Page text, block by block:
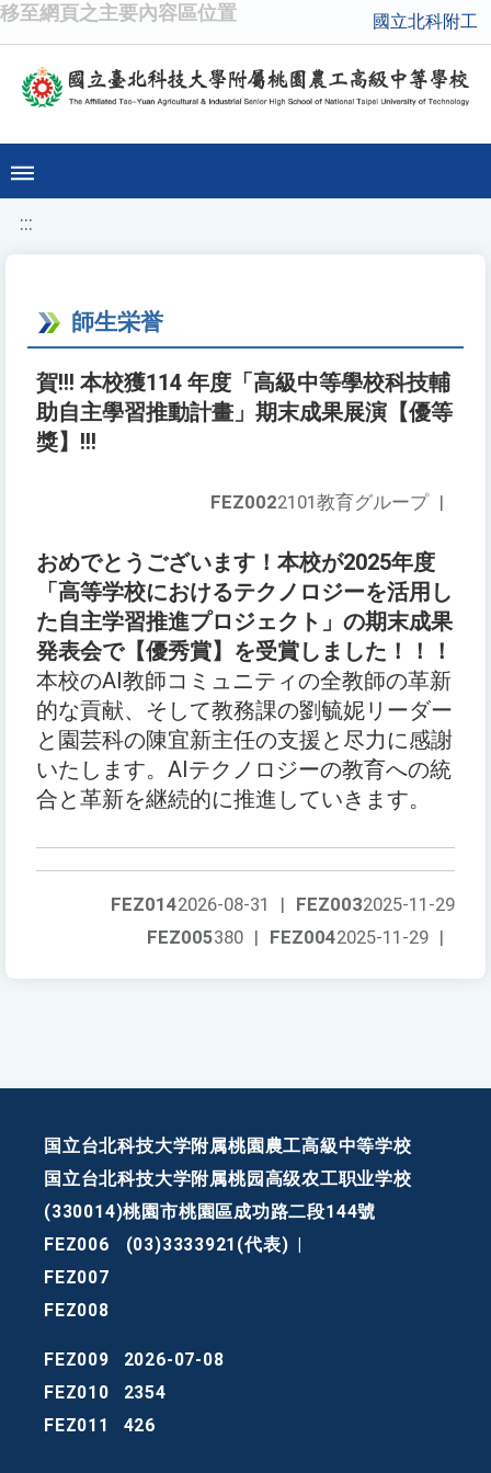
移至網頁之主要內容區位置 國立北科附工
:::
師生栄誉
賀!!! 本校獲114 年度「高級中等學校科技輔
助自主學習推動計畫」期末成果展演【優等
獎】!!!
FEZ0022101教育グループ |
おめでとうございます！本校が2025年度
「高等学校におけるテクノロジーを活用し
た自主学習推進プロジェクト」の期末成果
発表会で【優秀賞】を受賞しました！！！
本校のAI教師コミュニティの全教師の革新
的な貢献、そして教務課の劉毓妮リーダー
と園芸科の陳宜新主任の支援と尽力に感謝
いたします。AIテクノロジーの教育への統
合と革新を継続的に推進していきます。
FEZ0032025-11-29
FEZ0142026-08-31
|
FEZ0042025-11-29 |
FEZ005380 |
国立台北科技大学附属桃園農工高級中等学校
国立台北科技大学附属桃园高级农工职业学校
(330014)桃園市桃園區成功路二段144號
FEZ006
(03)3333921(代表)
FEZ007
FEZ008
FEZ009
2026-07-08
FEZ010
2354
FEZ011
426